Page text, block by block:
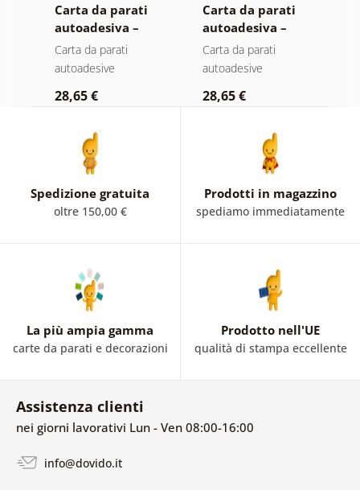
Carta da parati
autoadesiva –
Foglie con
sfumatura
Carta da parati
autoadesive
28,65 €
Carta da parati
autoadesiva –
Foresta nella
nebbia
Carta da parati
autoadesive
28,65 €
Spedizione gratuita
oltre 150,00 €
Prodotti in magazzino
spediamo immediatamente
La più ampia gamma
carte da parati e decorazioni
Prodotto nell'UE
qualità di stampa eccellente
Assistenza clienti
nei giorni lavorativi Lun - Ven 08:00-16:00
info@dovido.it